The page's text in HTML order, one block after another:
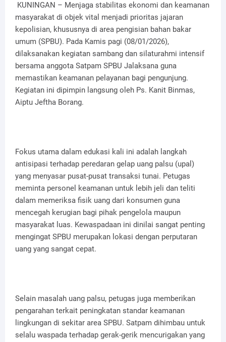
KUNINGAN – Menjaga stabilitas ekonomi dan keamanan
masyarakat di objek vital menjadi prioritas jajaran
kepolisian, khususnya di area pengisian bahan bakar
umum (SPBU). Pada Kamis pagi (08/01/2026),
dilaksanakan kegiatan sambang dan silaturahmi intensif
bersama anggota Satpam SPBU Jalaksana guna
memastikan keamanan pelayanan bagi pengunjung.
Kegiatan ini dipimpin langsung oleh Ps. Kanit Binmas,
Aiptu Jeftha Borang.
Fokus utama dalam edukasi kali ini adalah langkah
antisipasi terhadap peredaran gelap uang palsu (upal)
yang menyasar pusat-pusat transaksi tunai. Petugas
meminta personel keamanan untuk lebih jeli dan teliti
dalam memeriksa fisik uang dari konsumen guna
mencegah kerugian bagi pihak pengelola maupun
masyarakat luas. Kewaspadaan ini dinilai sangat penting
mengingat SPBU merupakan lokasi dengan perputaran
uang yang sangat cepat.
Selain masalah uang palsu, petugas juga memberikan
pengarahan terkait peningkatan standar keamanan
lingkungan di sekitar area SPBU. Satpam dihimbau untuk
selalu waspada terhadap gerak-gerik mencurigakan yang